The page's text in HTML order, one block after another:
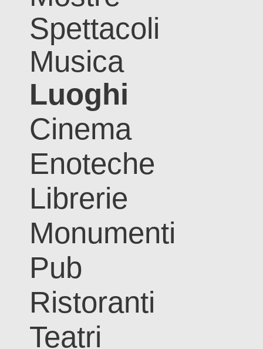
Spettacoli
Musica
Luoghi
Cinema
Enoteche
Librerie
Monumenti
Pub
Ristoranti
Teatri